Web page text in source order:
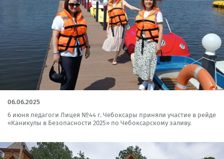
06.06.2025
6 июня педагоги Лицея №44 г. Чебоксары приняли участие в рейде
«Каникулы в Безопасности 2025» по Чебоксарскому заливу.